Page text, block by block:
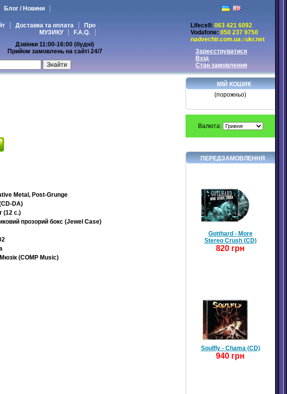
Блог / Новини
Доставка та оплата
Про
МУЗИКУ
F.A.Q.
Дзвінки 11:00-16:00 (будні)
Прийом замовлень на сайті 24/7
Lifecell: 063 421 6092
Vodafone: 050 237 9750
nadvechir.com.ua♫ukr.net
Зареєструватися
Вхід
Стан замовлення
Metal, Post-Grunge
DA)
(12 с.)
прозорий бокс (Jewel Case)
(COMP Music)
МІЙ КОШИК
(порожньо)
Валюта:
ПЕРЕДЗАМОВЛЕННЯ
Gotthard - More
Stereo Crush (CD)
820 грн
Soulfly - Chama (CD)
940 грн